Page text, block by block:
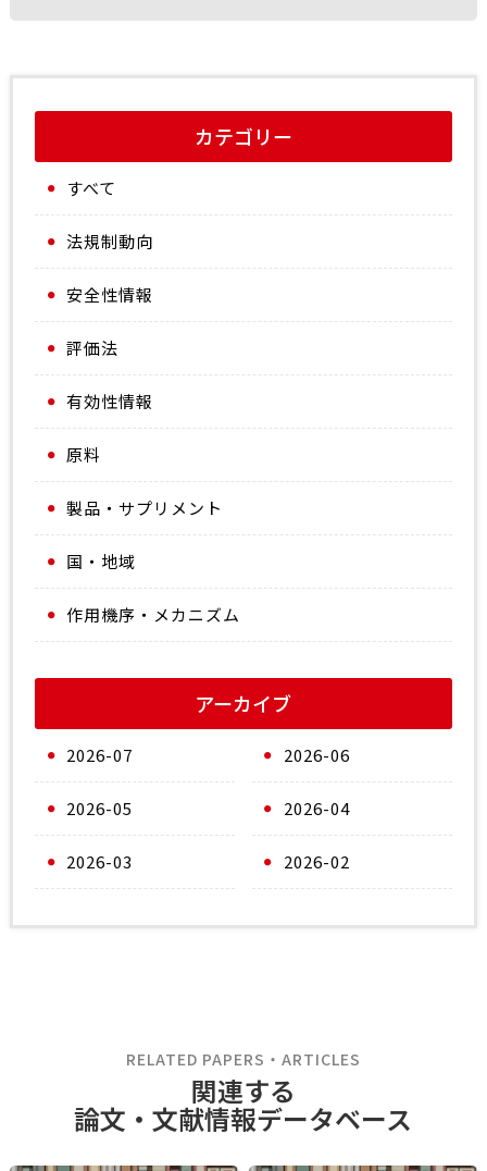
カテゴリー
すべて
法規制動向
安全性情報
評価法
有効性情報
原料
製品・サプリメント
国・地域
作用機序・メカニズム
アーカイブ
2026-07 2026-06
2026-05 2026-04
2026-03 2026-02
RELATED PAPERS・ARTICLES
関連する
論文・文献情報データベース